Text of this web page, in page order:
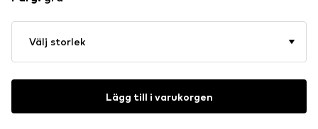
Välj storlek
Lägg till i varukorgen